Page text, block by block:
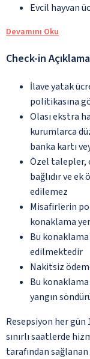
Evcil hayvan
Devamını Oku
Check-in
İlave yatak
politikasına
Olası ekstra
kurumlarca
banka kartı
Özel talepler,
bağlıdır ve
edilemez
Misafirlerin
konaklama
Bu
edilmektedir
Nakitsiz
Bu
yangın
Resepsiyon her gün
sınırlı saatlerde
tarafından